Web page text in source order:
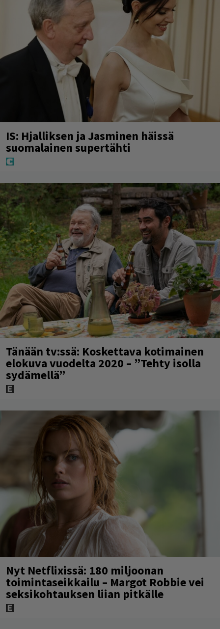
IS: Hjalliksen ja Jasminen häissä
suomalainen supertähti
Tänään tv:ssä: Koskettava kotimainen
elokuva vuodelta 2020 – ”Tehty isolla
sydämellä”
Nyt Netflixissä: 180 miljoonan
toimintaseikkailu – Margot Robbie vei
seksikohtauksen liian pitkälle